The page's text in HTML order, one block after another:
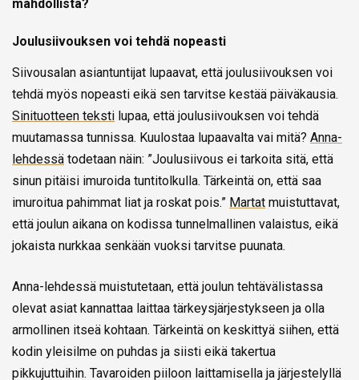
mahdollista?
Joulusiivouksen voi tehdä nopeasti
Siivousalan asiantuntijat lupaavat, että joulusiivouksen voi
tehdä myös nopeasti eikä sen tarvitse kestää päiväkausia.
Sinituotteen teksti lupaa, että joulusiivouksen voi tehdä
muutamassa tunnissa. Kuulostaa lupaavalta vai mitä? Anna-
lehdessä todetaan näin: ”Joulusiivous ei tarkoita sitä, että
sinun pitäisi imuroida tuntitolkulla. Tärkeintä on, että saa
imuroitua pahimmat liat ja roskat pois.” Martat muistuttavat,
että joulun aikana on kodissa tunnelmallinen valaistus, eikä
jokaista nurkkaa senkään vuoksi tarvitse puunata.
Anna-lehdessä muistutetaan, että joulun tehtävälistassa
olevat asiat kannattaa laittaa tärkeysjärjestykseen ja olla
armollinen itseä kohtaan. Tärkeintä on keskittyä siihen, että
kodin yleisilme on puhdas ja siisti eikä takertua
pikkujuttuihin. Tavaroiden piiloon laittamisella ja järjestelyllä